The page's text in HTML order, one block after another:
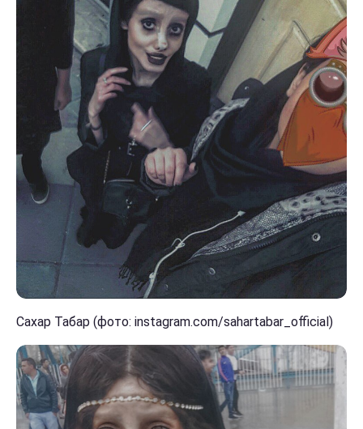
Сахар Табар (фото: instagram.com/sahartabar_official)